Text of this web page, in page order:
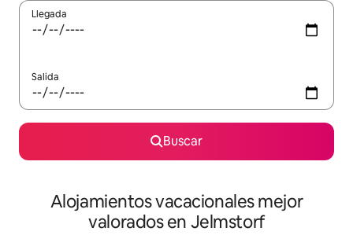
Llegada
Salida
Buscar
Alojamientos vacacionales mejor
valorados en Jelmstorf